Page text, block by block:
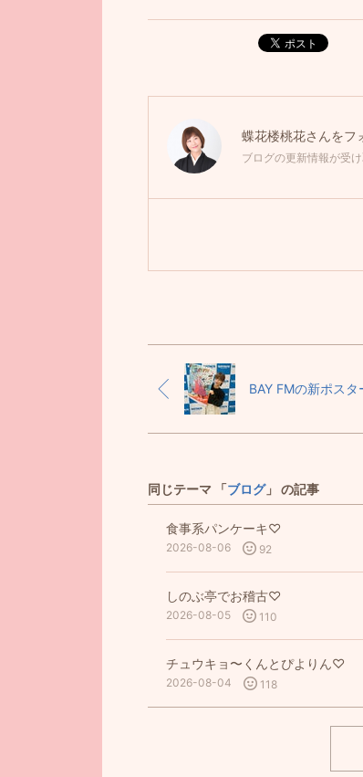
ポスト
蝶花楼桃花さんをフ
ブログの更新情報が受
BAY FMの新ポス
同じテーマ 「ブログ」 の記事
食事系パンケーキ♡
2026-08-06 92
しのぶ亭でお稽古♡
2026-08-05 110
チュウキョ〜くんとぴよりん♡
2026-08-04 118